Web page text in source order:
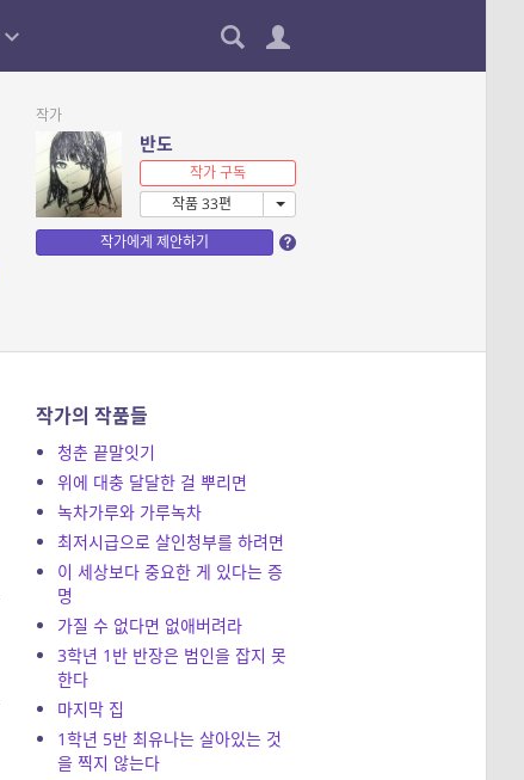
작가
반도
작가 구독
작품 33편
작가에게 제안하기
작가의 작품들
청춘 끝말잇기
위에 대충 달달한 걸 뿌리면
녹차가루와 가루녹차
최저시급으로 살인청부를 하려면
이 세상보다 중요한 게 있다는 증
명
가질 수 없다면 없애버려라
3학년 1반 반장은 범인을 잡지 못
한다
마지막 집
1학년 5반 최유나는 살아있는 것
을 찍지 않는다